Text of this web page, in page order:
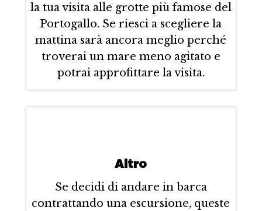
la tua visita alle grotte più famose del
Portogallo. Se riesci a scegliere la
mattina sarà ancora meglio perché
troverai un mare meno agitato e
potrai approfittare la visita.
Altro
Se decidi di andare in barca
contrattando una escursione, queste